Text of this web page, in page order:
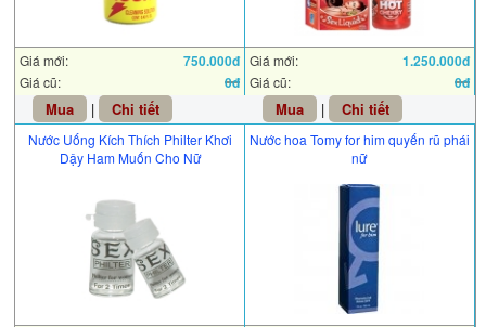
Giá mới: 750.000đ
Giá cũ: 0đ
Mua | Chi tiết
Giá mới: 1.250.000đ
Giá cũ: 0đ
Mua | Chi tiết
Nước Uống Kích Thích Philter Khơi
Dậy Ham Muốn Cho Nữ
Nước hoa Tomy for him quyến rũ phái
nữ